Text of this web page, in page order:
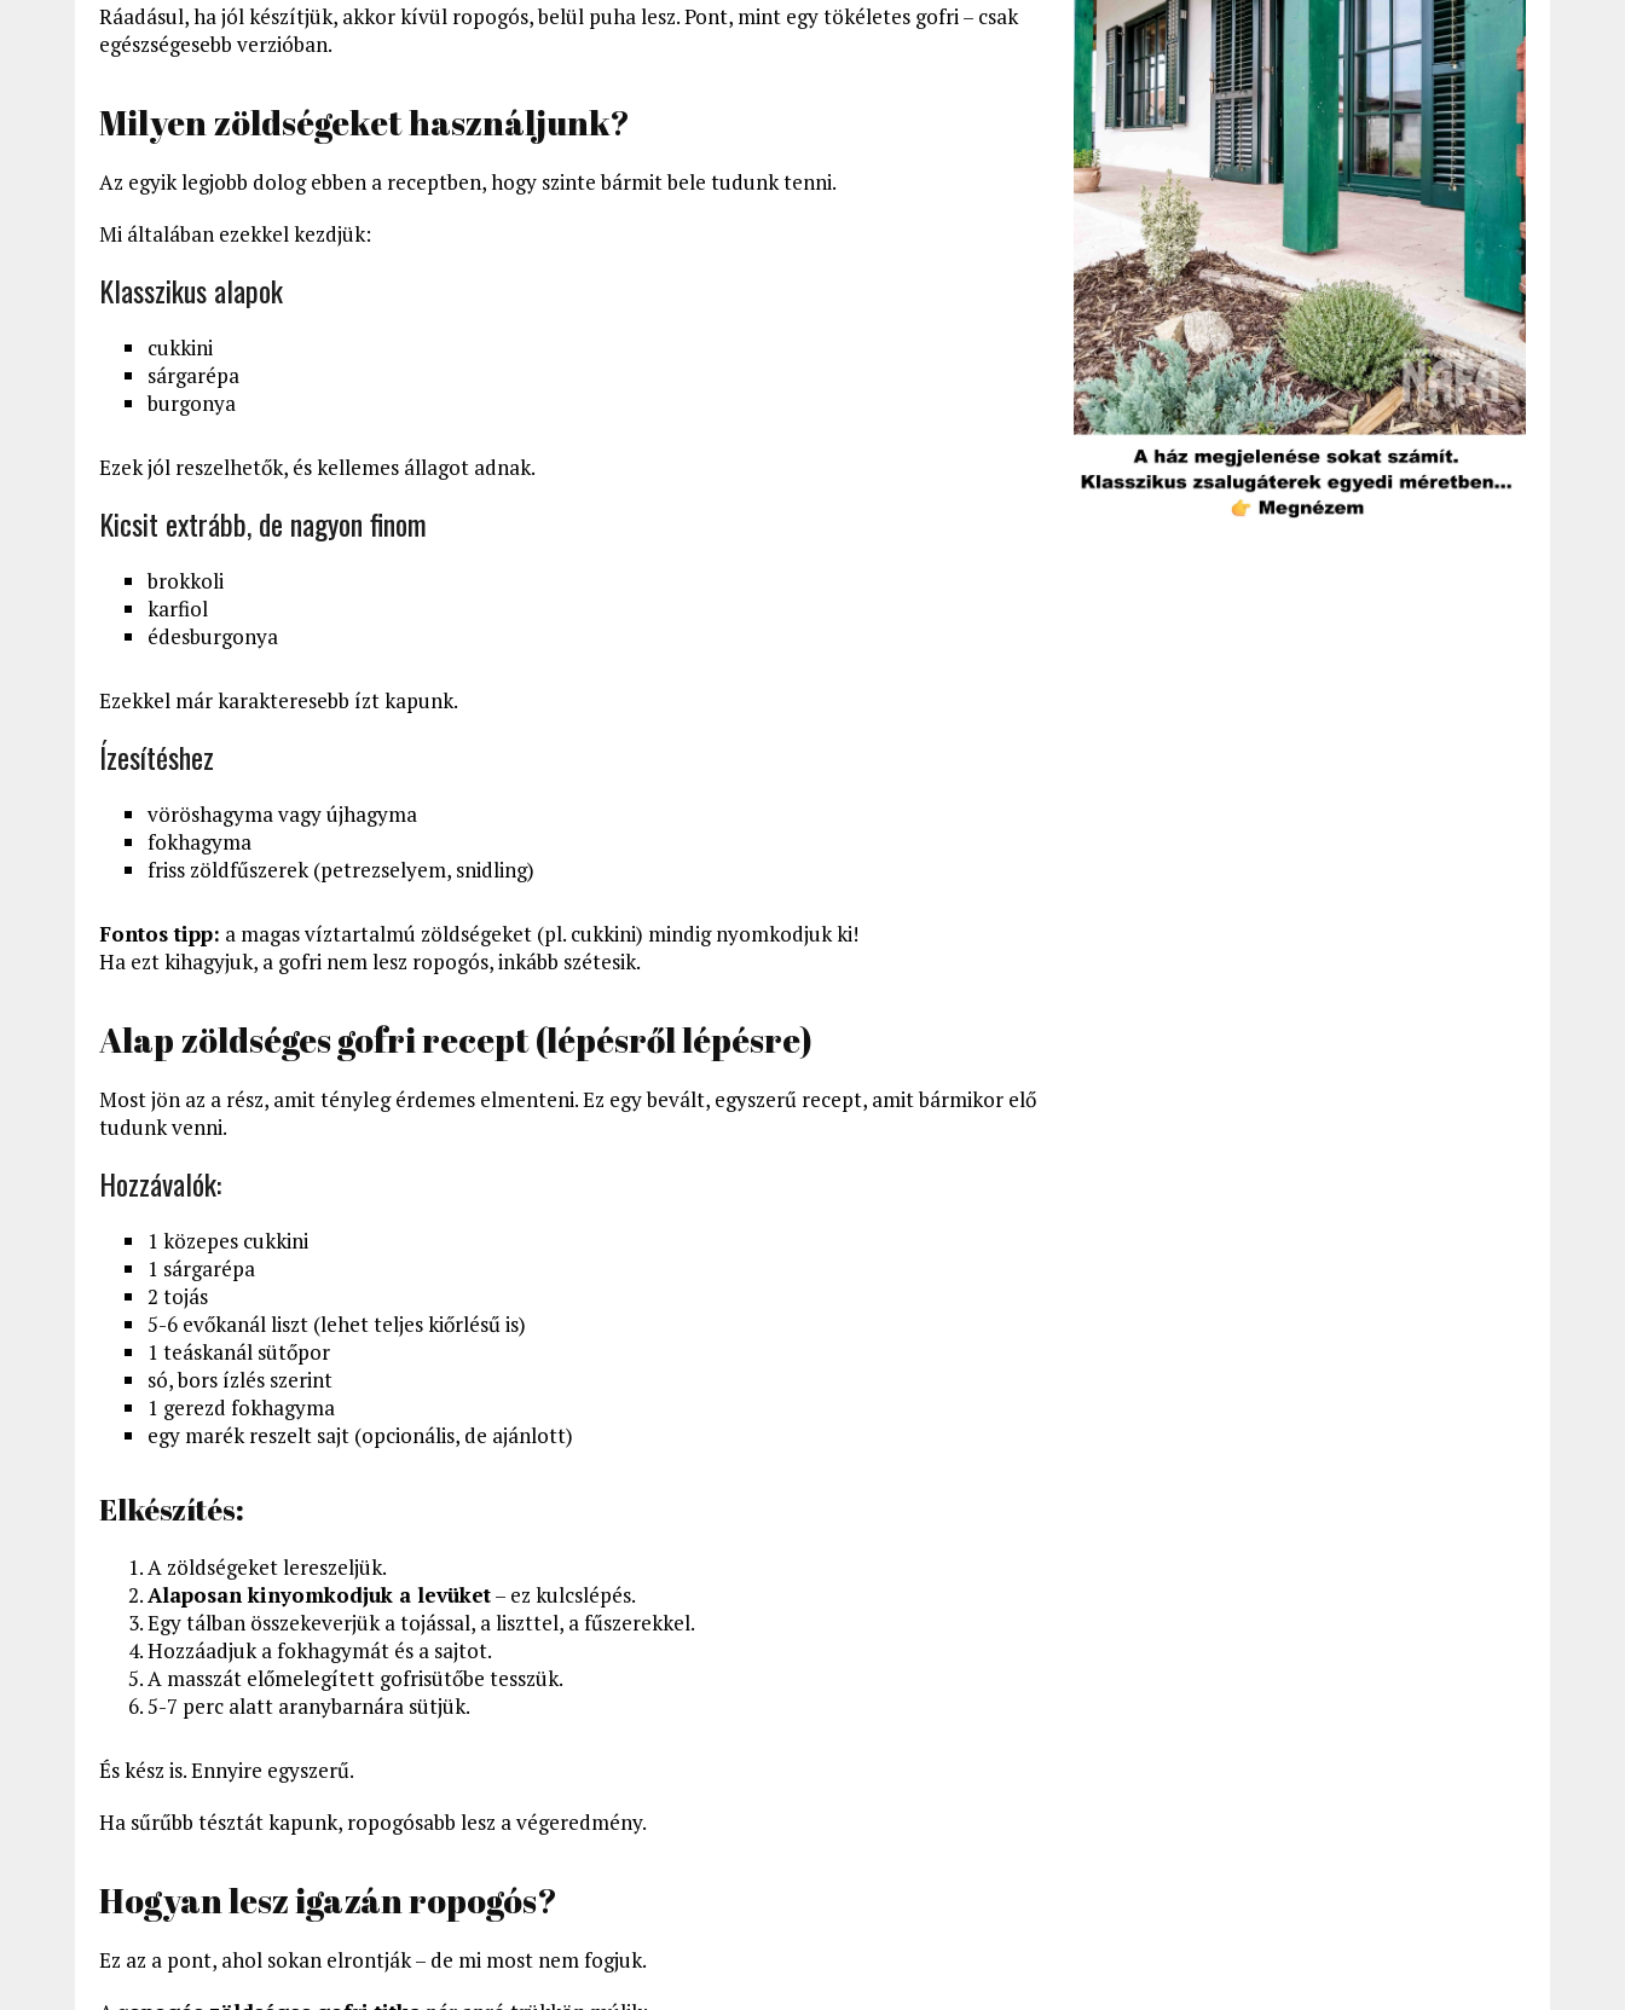
Ráadásul, ha jól készítjük, akkor kívül ropogós, belül puha lesz. Pont, mint egy tökéletes gofri – csak
egészségesebb verzióban.
Milyen zöldségeket használjunk?
Az egyik legjobb dolog ebben a receptben, hogy szinte bármit bele tudunk tenni.
Mi általában ezekkel kezdjük:
Klasszikus alapok
cukkini
sárgarépa
burgonya
Ezek jól reszelhetők, és kellemes állagot adnak.
Kicsit extrább, de nagyon finom
brokkoli
karfiol
édesburgonya
Ezekkel már karakteresebb ízt kapunk.
Ízesítéshez
vöröshagyma vagy újhagyma
fokhagyma
friss zöldfűszerek (petrezselyem, snidling)
Fontos tipp: a magas víztartalmú zöldségeket (pl. cukkini) mindig nyomkodjuk ki!
Ha ezt kihagyjuk, a gofri nem lesz ropogós, inkább szétesik.
Alap zöldséges gofri recept (lépésről lépésre)
Most jön az a rész, amit tényleg érdemes elmenteni. Ez egy bevált, egyszerű recept, amit bármikor elő
tudunk venni.
Hozzávalók:
1 közepes cukkini
1 sárgarépa
2 tojás
5-6 evőkanál liszt (lehet teljes kiőrlésű is)
1 teáskanál sütőpor
só, bors ízlés szerint
1 gerezd fokhagyma
egy marék reszelt sajt (opcionális, de ajánlott)
Elkészítés:
A zöldségeket lereszeljük.
Alaposan kinyomkodjuk a levüket– ez kulcslépés.
Egy tálban összekeverjük a tojással, a liszttel, a fűszerekkel.
Hozzáadjuk a fokhagymát és a sajtot.
A masszát előmelegített gofrisütőbe tesszük.
5-7 perc alatt aranybarnára sütjük.
És kész is. Ennyire egyszerű.
Ha sűrűbb tésztát kapunk, ropogósabb lesz a végeredmény.
Hogyan lesz igazán ropogós?
Ez az a pont, ahol sokan elrontják – de mi most nem fogjuk.